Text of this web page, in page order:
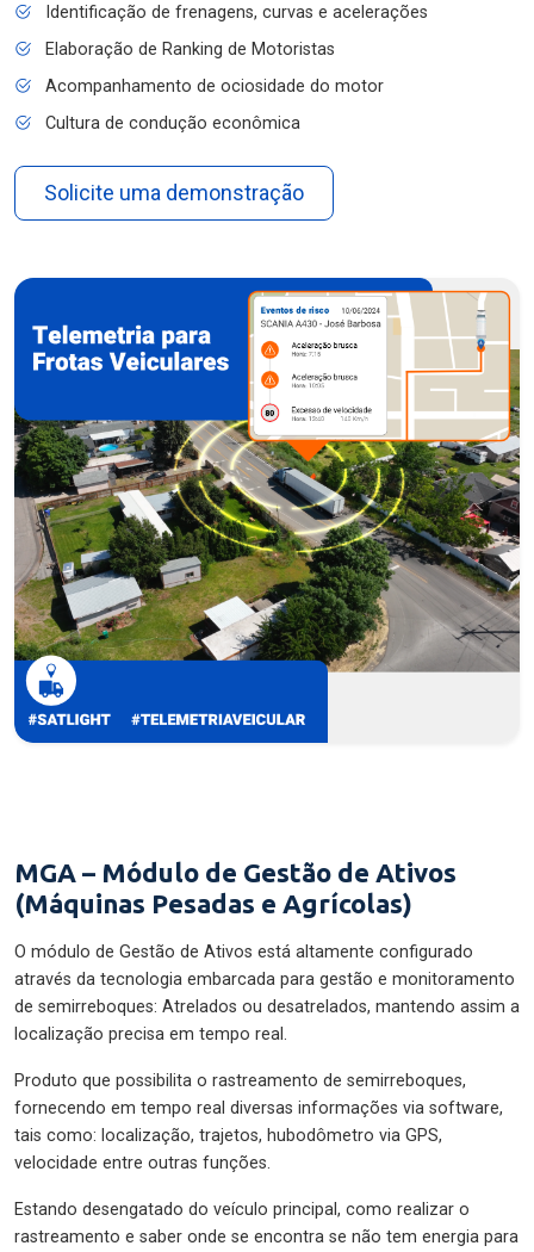
Identificação de frenagens, curvas e acelerações
Elaboração de Ranking de Motoristas
Acompanhamento de ociosidade do motor
Cultura de condução econômica
Solicite uma demonstração
MGA – Módulo de Gestão de Ativos
(Máquinas Pesadas e Agrícolas)
O módulo de Gestão de Ativos está altamente configurado
através da tecnologia embarcada para gestão e monitoramento
de semirreboques: Atrelados ou desatrelados, mantendo assim a
localização precisa em tempo real.
Produto que possibilita o rastreamento de semirreboques,
fornecendo em tempo real diversas informações via software,
tais como: localização, trajetos, hubodômetro via GPS,
velocidade entre outras funções.
Estando desengatado do veículo principal, como realizar o
rastreamento e saber onde se encontra se não tem energia para